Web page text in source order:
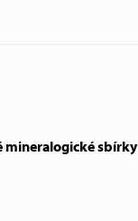
mineralogické sbírky